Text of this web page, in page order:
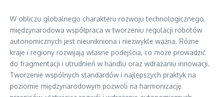
W obliczu globalnego charakteru rozwoju technologicznego,
międzynarodowa współpraca w tworzeniu regulacji robotów
autonomicznych jest nieunikniona i niezwykle ważna. Różne
kraje i regiony rozwijają własne podejścia, co może prowadzić
do fragmentacji i utrudnień w handlu oraz wdrażaniu innowacji.
Tworzenie wspólnych standardów i najlepszych praktyk na
poziomie międzynarodowym pozwoli na harmonizację